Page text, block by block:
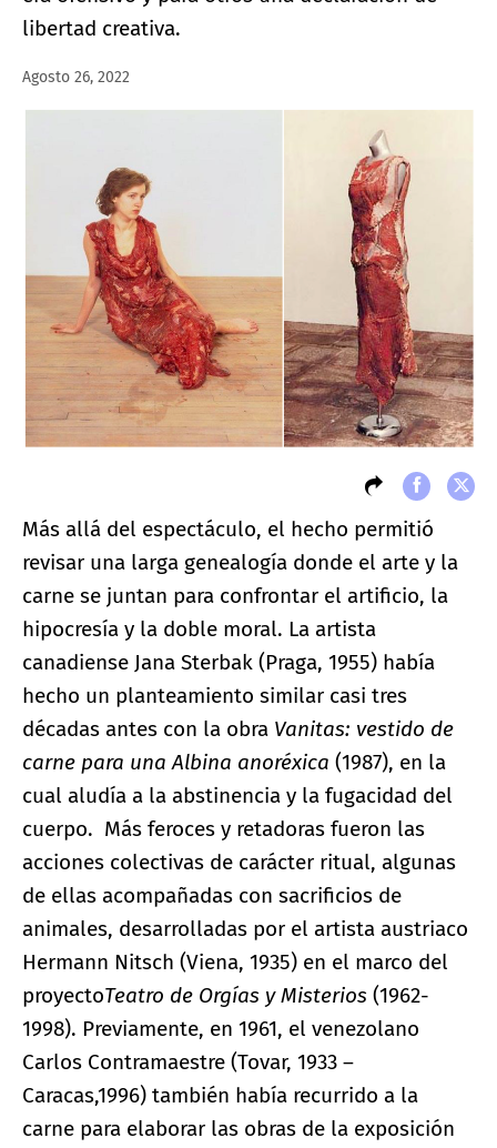
libertad creativa.
Agosto 26, 2022
Más allá del espectáculo, el hecho permitió
revisar una larga genealogía donde el arte y la
carne se juntan para confrontar el artificio, la
hipocresía y la doble moral. La artista
canadiense Jana Sterbak (Praga, 1955) había
hecho un planteamiento similar casi tres
décadas antes con la obra Vanitas: vestido de
carne para una Albina anoréxica (1987), en la
cual aludía a la abstinencia y la fugacidad del
cuerpo. Más feroces y retadoras fueron las
acciones colectivas de carácter ritual, algunas
de ellas acompañadas con sacrificios de
animales, desarrolladas por el artista austriaco
Hermann Nitsch (Viena, 1935) en el marco del
proyectoTeatro de Orgías y Misterios (1962-
1998). Previamente, en 1961, el venezolano
Carlos Contramaestre (Tovar, 1933 –
Caracas,1996) también había recurrido a la
carne para elaborar las obras de la exposición